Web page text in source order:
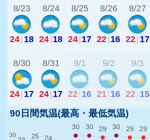
8/23
24| 18
8/24
24|18
8/25
24|17
8/26
22|16
8/27
22| 17
8/30
24| 17
8/31
24|17
9/1
22 16
9/2
21 16
9/3
22 15
90日間気温(最高・最低気温)